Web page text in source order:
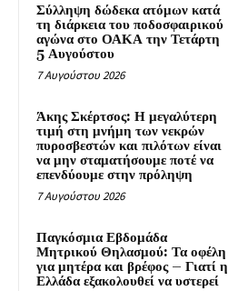
Σύλληψη δώδεκα ατόμων κατά
τη διάρκεια του ποδοσφαιρικού
αγώνα στο ΟΑΚΑ την Τετάρτη
5 Αυγούστου
7 Αυγούστου 2026
Άκης Σκέρτσος: Η μεγαλύτερη
τιμή στη μνήμη των νεκρών
πυροσβεστών και πιλότων είναι
να μην σταματήσουμε ποτέ να
επενδύουμε στην πρόληψη
7 Αυγούστου 2026
Παγκόσμια Εβδομάδα
Μητρικού Θηλασμού: Τα οφέλη
για μητέρα και βρέφος – Γιατί η
Ελλάδα εξακολουθεί να υστερεί